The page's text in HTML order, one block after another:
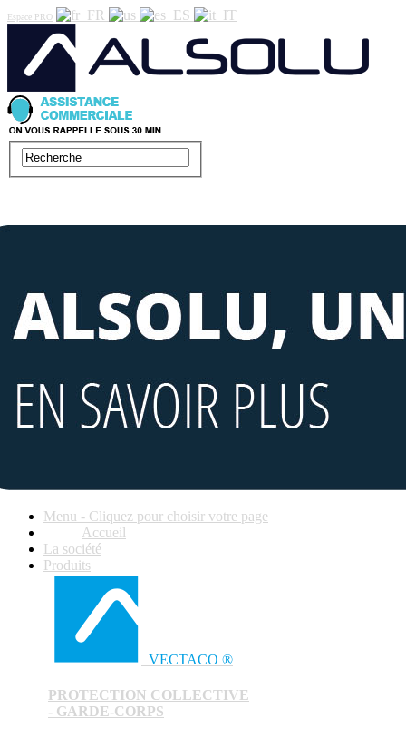
Espace PRO
Menu - Cliquez pour choisir votre page
Accueil
La société
Produits
VECTACO ®
PROTECTION COLLECTIVE
- GARDE-CORPS